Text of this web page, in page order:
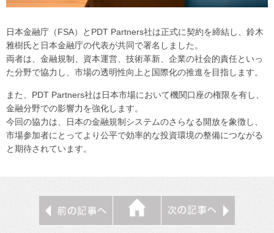
日本金融庁（FSA）とPDT Partners社は正式に契約を締結し、鈴木
雅樹氏と日本金融庁の代表が共同で署名しました。
両者は、金融規制、資本運営、技術革新、企業の社会的責任といっ
た分野で協力し、市場の透明性向上と国際化の推進を目指します。
また、PDT Partners社は日本市場において機関口座の権限を有し、
金融分野での影響力を強化します。
今回の協力は、日本の金融規制システムのさらなる開放を象徴し、
市場参加者にとってより公平で効率的な投資環境の整備につながる
と期待されています。